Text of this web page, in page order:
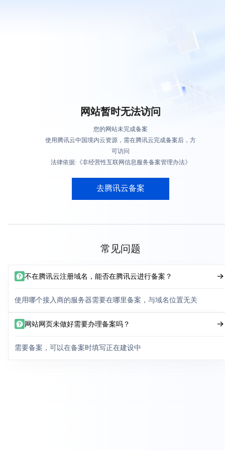
网站暂时无法访问
您的网站未完成备案
使用腾讯云中国境内云资源，需在腾讯云完成备案后，方
可访问
法律依据:《非经营性互联网信息服务备案管理办法》
去腾讯云备案
常见问题
不在腾讯云注册域名，能否在腾讯云进行备案？
使用哪个接入商的服务器需要在哪里备案，与域名位置无关
网站网页未做好需要办理备案吗？
需要备案，可以在备案时填写正在建设中